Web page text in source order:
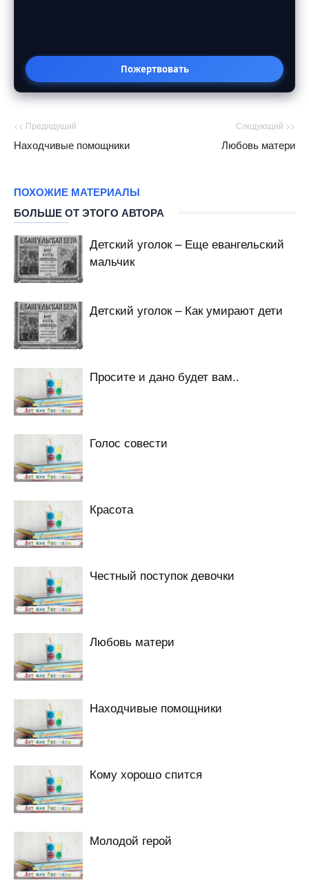
Пожертвовать
<< Предидущий
Находчивые помощники
Следующий >>
Любовь матери
ПОХОЖИЕ МАТЕРИАЛЫ
БОЛЬШЕ ОТ ЭТОГО АВТОРА
Детский уголок – Еще евангельский
мальчик
Детский уголок – Как умирают дети
Просите и дано будет вам..
Голос совести
Красота
Честный поступок девочки
Любовь матери
Находчивые помощники
Кому хорошо спится
Молодой герой